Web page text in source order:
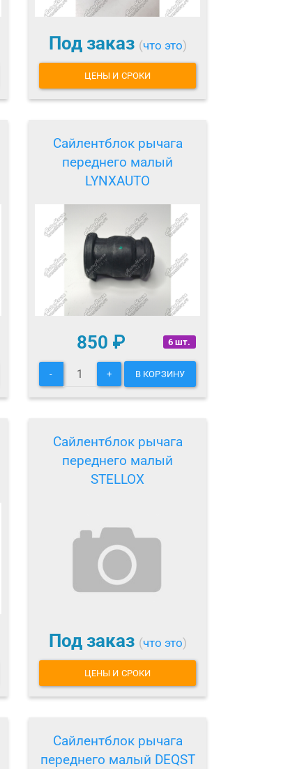
Под заказ (что это)
ЦЕНЫ И СРОКИ
Сайлентблок рычага
переднего малый
LYNXAUTO
6 шт.
850 ₽
- + В КОРЗИНУ
Сайлентблок рычага
переднего малый
STELLOX
Под заказ (что это)
ЦЕНЫ И СРОКИ
Сайлентблок рычага
переднего малый DEQST